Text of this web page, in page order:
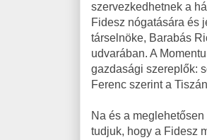
szervezkedhetnek a
Fidesz nógatására és
társelnöke, Barabás
udvarában. A
gazdasági szereplők:
Ferenc szerint a
Na és a
tudjuk, hogy a Fidesz